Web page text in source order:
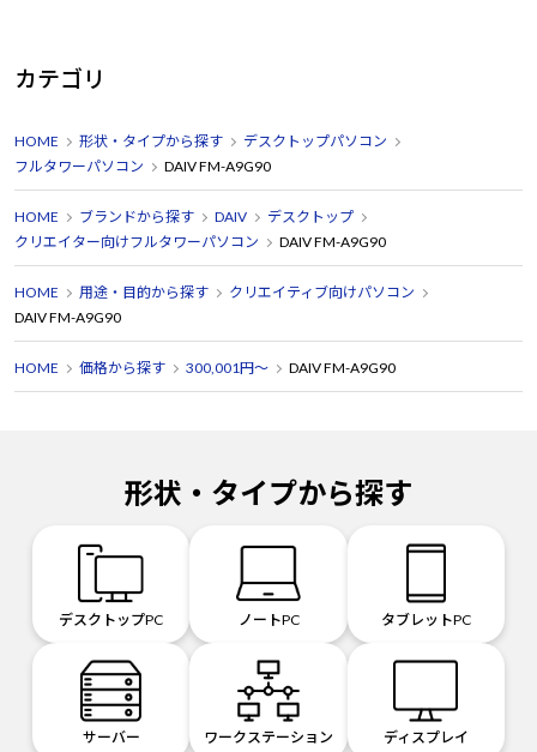
総合的に見て、DAIV FM-A9G90はプロフェッショナルやク
れるマシンです。
必要な周辺機器を別途揃えることを考慮しても、その性能
には十分価値があります。
カテゴリ
HOME 形状・タイプから探す
デスクトップパソコン
フルタワーパソコン
DAIV FM-A9G90
HOME ブランドから探す DAIV
デスクトップ
クリエイター向けフルタワーパソコン
DAIV FM-A9G90
HOME 用途・目的から探す
クリエイティブ向けパソコン
DAIV FM-A9G90
HOME 価格から探す 300,001円～ DAIV FM-A9G90
形状・タイプから探す
デスクトップPC ノートPC タブレットPC
サーバー ワークステーション ディスプレイ